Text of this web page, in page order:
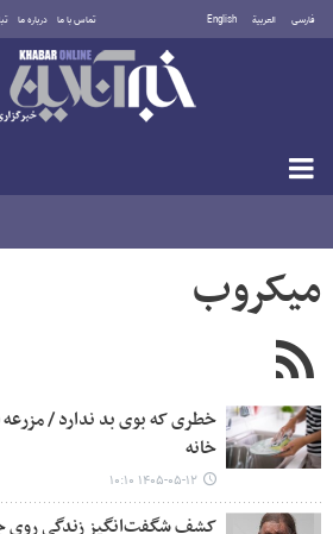
فارسی العربية English تماس با ما درباره ما
پنجشنبه ۱۵ مرداد ۱۴۰۵
میکروب
خطری که بوی بد ندارد /
خانه
۱۴۰۵-۰۵-۱۲ ۱۰:۱۰
کشف شگفت‌انگیز زندگی روی جسد